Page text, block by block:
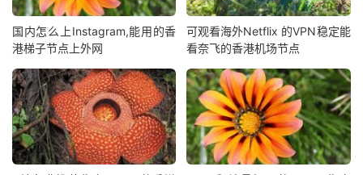
国内怎么上Instagram,能用的香
港梯子节点上外网
可观看海外Netflix 的VPN稳定能
看奈飞的香港机场节点